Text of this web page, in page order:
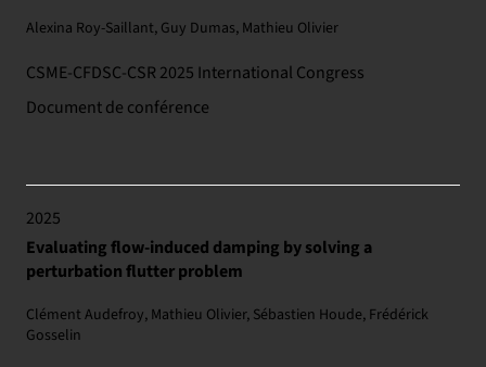
Alexina Roy-Saillant, Guy Dumas, Mathieu Olivier
CSME-CFDSC-CSR 2025 International Congress
Document de conférence
2025
Evaluating flow-induced damping by solving a
perturbation flutter problem
Clément Audefroy, Mathieu Olivier, Sébastien Houde, Frédérick
Gosselin